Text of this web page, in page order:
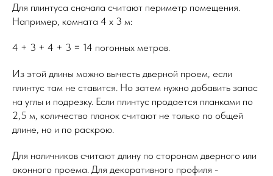
Для плинтуса сначала считают периметр помещения.
Например, комната 4 x 3 м:
4 + 3 + 4 + 3 = 14 погонных метров.
Из этой длины можно вычесть дверной проем, если
плинтус там не ставится. Но затем нужно добавить запас
на углы и подрезку. Если плинтус продается планками по
2,5 м, количество планок считают не только по общей
длине, но и по раскрою.
Для наличников считают длину по сторонам дверного или
оконного проема. Для декоративного профиля -